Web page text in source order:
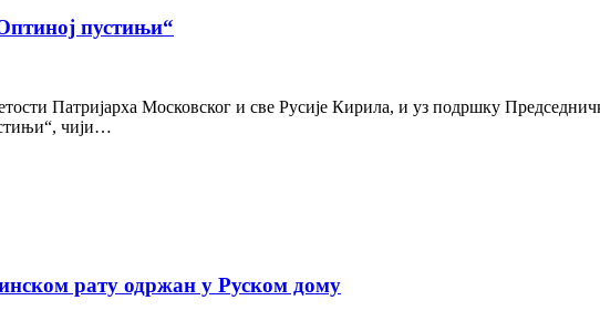
пустињи“
Патријарха Московског и све Русије Кирила, и уз подршку
чији…
рату одржан у Руском дому